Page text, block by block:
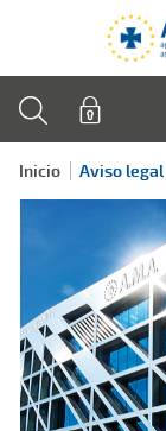
Inicio Aviso legal